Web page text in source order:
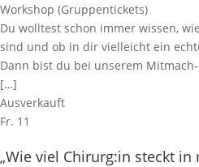
Workshop (Gruppentickets)
Du wolltest schon immer wissen,
sind und ob in dir vielleicht ein
Dann bist du bei unserem
[…]
Ausverkauft
Fr. 11
„Wie viel Chirurg:in steckt in